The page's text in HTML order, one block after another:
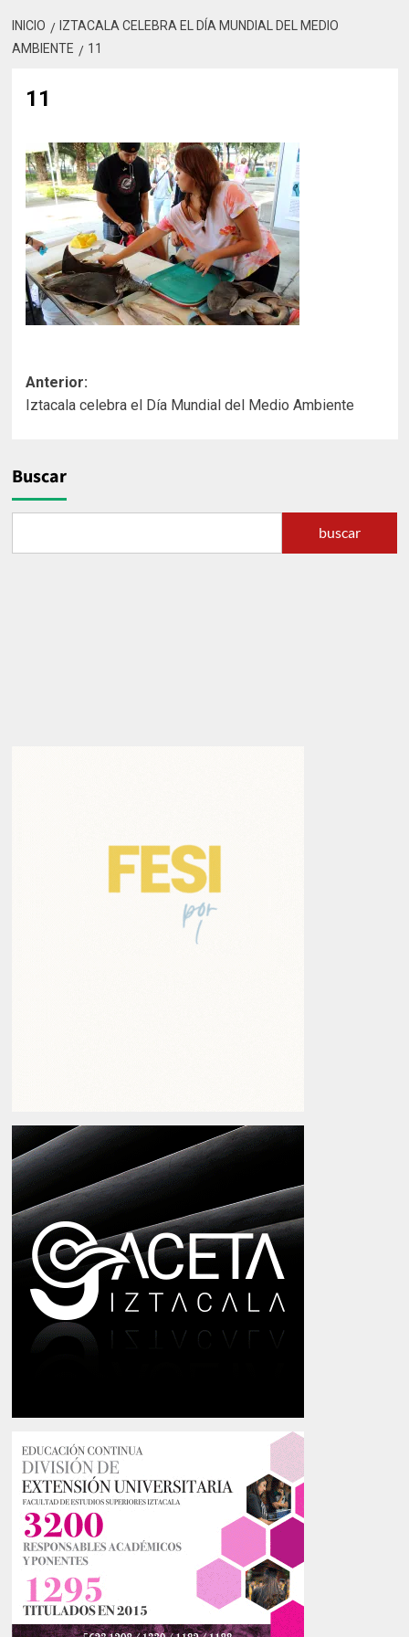
INICIO
IZTACALA CELEBRA EL DÍA MUNDIAL DEL MEDIO
AMBIENTE
11
11
Navegación
de
Anterior:
Iztacala celebra el Día Mundial del Medio Ambiente
Buscar
buscar